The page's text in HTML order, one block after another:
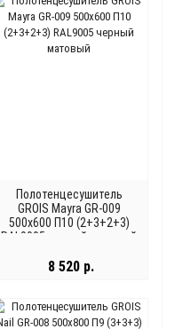
Полотенцесушитель
GROIS Mayra GR-009
500х600 П10 (2+3+2+3)
RAL9005 черный матовый
8 520 р.